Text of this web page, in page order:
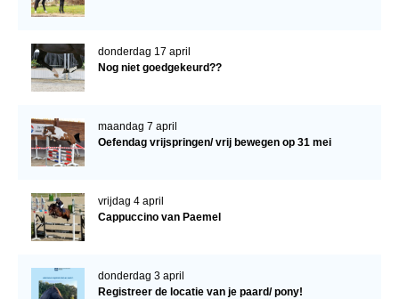
donderdag 17 april
Nog niet goedgekeurd??
maandag 7 april
Oefendag vrijspringen/ vrij bewegen op 31 mei
vrijdag 4 april
Cappuccino van Paemel
donderdag 3 april
Registreer de locatie van je paard/ pony!